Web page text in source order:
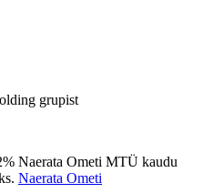
grupist
Naerata Ometi MTÜ kaudu
Naerata Ometi